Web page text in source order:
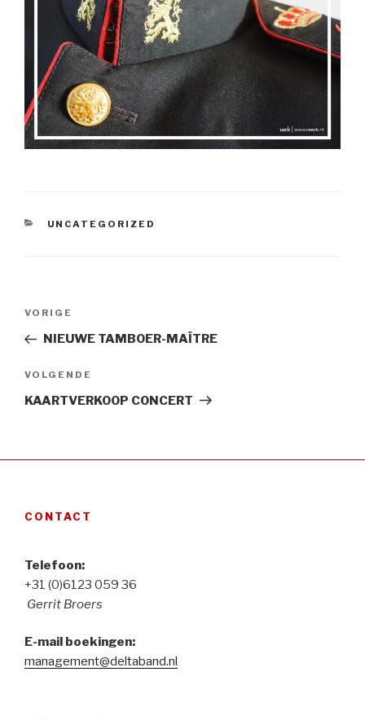
CATEGORIEËN
UNCATEGORIZED
Vorig
bericht
VORIGE
NIEUWE TAMBOER-MAÎTRE
Volgend
Bericht
VOLGENDE
KAARTVERKOOP CONCERT
CONTACT
Telefoon:
+31 (0)6123 059 36
Gerrit Broers
E-mail boekingen:
management@deltaband.nl